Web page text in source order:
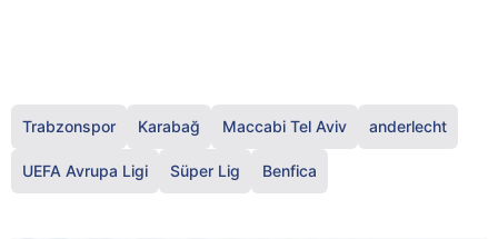
Trabzonspor Karabağ Maccabi Tel Aviv anderlecht
UEFA Avrupa Ligi Süper Lig Benfica